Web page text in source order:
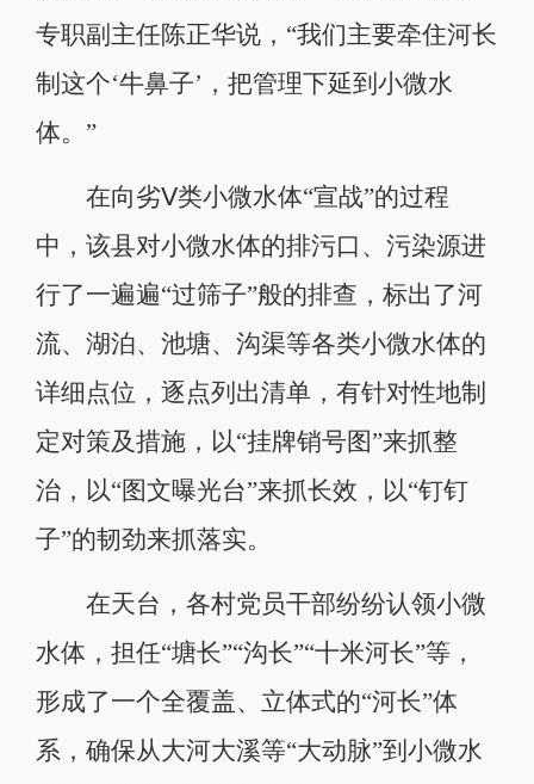
专职副主任陈正华说，“我们主要牵住河长
制这个‘牛鼻子’，把管理下延到小微水
体。”
在向劣Ⅴ类小微水体“宣战”的过程
中，该县对小微水体的排污口、污染源进
行了一遍遍“过筛子”般的排查，标出了河
流、湖泊、池塘、沟渠等各类小微水体的
详细点位，逐点列出清单，有针对性地制
定对策及措施，以“挂牌销号图”来抓整
治，以“图文曝光台”来抓长效，以“钉钉
子”的韧劲来抓落实。
在天台，各村党员干部纷纷认领小微
水体，担任“塘长”“沟长”“十米河长”等，
形成了一个全覆盖、立体式的“河长”体
系，确保从大河大溪等“大动脉”到小微水